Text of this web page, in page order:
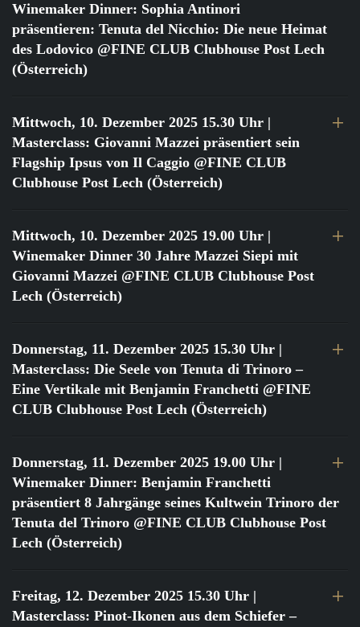
Winemaker Dinner: Sophia Antinori
präsentieren: Tenuta del Nicchio: Die neue Heimat
des Lodovico @FINE CLUB Clubhouse Post Lech
(Österreich)
Mittwoch, 10. Dezember 2025 15.30 Uhr |
Masterclass: Giovanni Mazzei präsentiert sein
Flagship Ipsus von Il Caggio @FINE CLUB
Clubhouse Post Lech (Österreich)
Mittwoch, 10. Dezember 2025 19.00 Uhr |
Winemaker Dinner 30 Jahre Mazzei Siepi mit
Giovanni Mazzei @FINE CLUB Clubhouse Post
Lech (Österreich)
Donnerstag, 11. Dezember 2025 15.30 Uhr |
Masterclass: Die Seele von Tenuta di Trinoro –
Eine Vertikale mit Benjamin Franchetti @FINE
CLUB Clubhouse Post Lech (Österreich)
Donnerstag, 11. Dezember 2025 19.00 Uhr |
Winemaker Dinner: Benjamin Franchetti
präsentiert 8 Jahrgänge seines Kultwein Trinoro der
Tenuta del Trinoro @FINE CLUB Clubhouse Post
Lech (Österreich)
Freitag, 12. Dezember 2025 15.30 Uhr |
Masterclass: Pinot-Ikonen aus dem Schiefer –